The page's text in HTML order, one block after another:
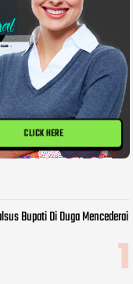
CLICK HERE
Bupati Di Duga Mencederai